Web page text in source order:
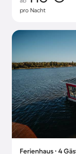
pro Nacht
Ferienhaus ∙ 4